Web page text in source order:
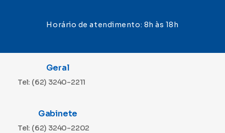
Horário de atendimento: 8h às 18h
Geral
Tel: (62) 3240-2211
Gabinete
Tel: (62) 3240-2202